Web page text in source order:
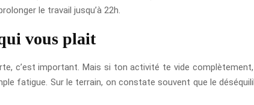
le travail jusqu’à 22h.
vous plait
c’est important. Mais si ton activité te vide
fatigue. Sur le terrain, on constate souvent que le